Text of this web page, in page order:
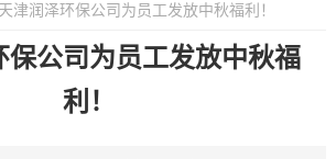
润泽环保公司为员工发放中秋福利！
保公司为员工发放中秋福
利！